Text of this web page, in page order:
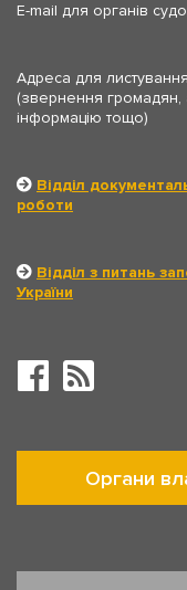
E-mail для органів
Адреса для
(звернення громадян,
інформацію тощо)
Відділ
роботи
Відділ з питань
України
Органи